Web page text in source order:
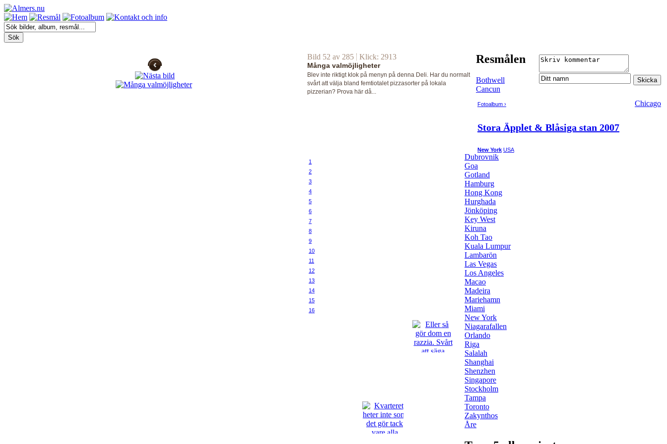
Bild 52 av 285 Klick: 2913
Många valmöjligheter
Blev inte riktigt klok på menyn på denna Deli. Har du normalt
svårt att välja bland femtiotalet pizzasorter på lokala
pizzerian? Prova här då...
Fotoalbum ›
Stora Äpplet & Blåsiga stan 2007
New York USA
1
2
3
4
5
6
7
8
9
10
11
12
13
14
15
16
Resmålen
Bothwell
Cancun
Chicago
Dubrovnik
Goa
Gotland
Hamburg
Hong Kong
Hurghada
Jönköping
Key West
Kiruna
Koh Tao
Kuala Lumpur
Lambarön
Las Vegas
Los Angeles
Macao
Madeira
Mariehamn
Miami
New York
Niagarafallen
Orlando
Riga
Salalah
Shanghai
Shenzhen
Singapore
Stockholm
Tampa
Toronto
Zakynthos
Åre